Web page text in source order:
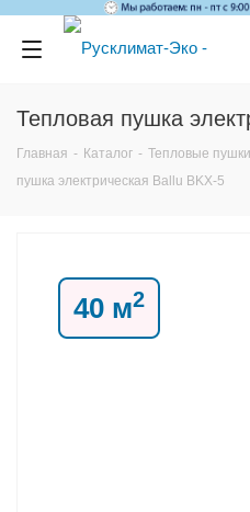
Тепловая пушка
Главная - Каталог - Тепловые
пушка электрическая Ballu BKX-5
40 м2